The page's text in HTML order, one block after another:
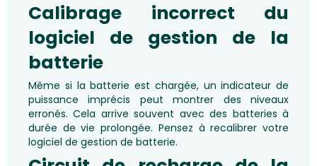
Calibrage incorrect du
logiciel de gestion de la
batterie
Même si la batterie est chargée, un indicateur de
puissance imprécis peut montrer des niveaux
erronés. Cela arrive souvent avec des batteries à
durée de vie prolongée. Pensez à recalibrer votre
logiciel de gestion de batterie.